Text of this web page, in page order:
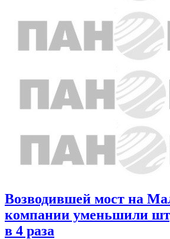
Возводившей мост на
компании уменьшили
в 4 раза